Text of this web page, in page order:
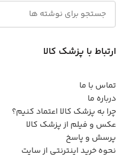
ارتباط با پزشک کالا
تماس با ما
درباره ما
چرا به پزشک کالا اعتماد کنیم؟
عکس و فیلم از پزشک کالا
پرسش و پاسخ
نحوه خرید اینترنتی از سایت